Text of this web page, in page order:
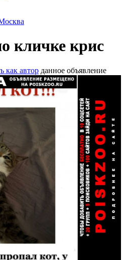
кличке крис
как автор данное объявление